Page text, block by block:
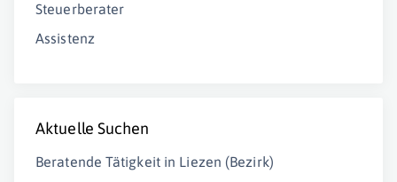
Steuerberater
Assistenz
Aktuelle Suchen
Beratende Tätigkeit in Liezen (Bezirk)